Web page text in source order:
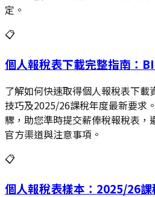
定。
📋
個人報稅表下載完整指南：
了解如何快速取得個人報稅表下載
技巧及2025/26課稅年度最新要求
驟，助您準時提交薪俸稅報稅表，
官方渠道與注意事項。
📋
個人報稅表樣本：2025/26